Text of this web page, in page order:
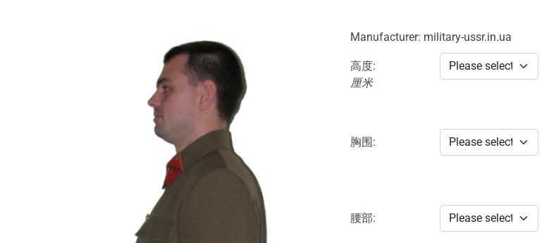
Manufacturer: military-ussr.in.ua
高度:
厘米
胸围:
腰部: